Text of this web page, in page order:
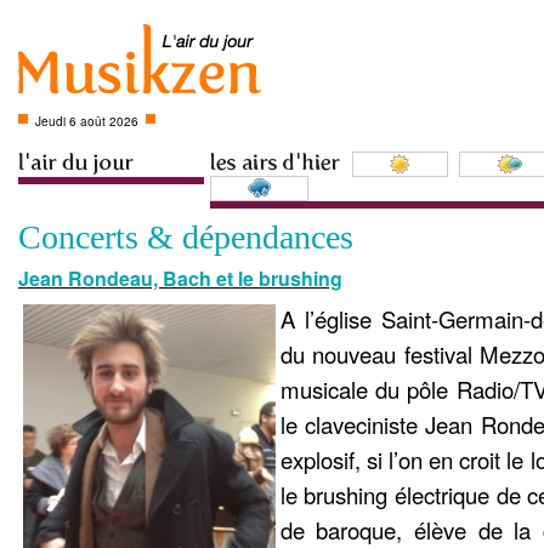
Jeudi 6 août 2026
Concerts & dépendances
Jean Rondeau, Bach et le brushing
A l’église Saint-
du nouveau festival
musicale du pôle Radio/
le claveciniste Jean
explosif, si l’on en croit le
le brushing électrique de
de baroque, élève de la